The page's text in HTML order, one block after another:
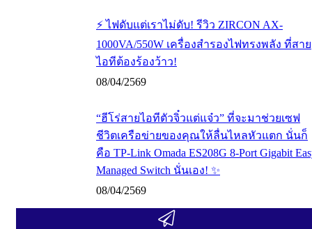
⚡ ไฟดับแต่เราไม่ดับ! รีวิว ZIRCON AX-
1000VA/550W เครื่องสำรองไฟทรงพลัง ที่สาย
ไอทีต้องร้องว้าว!
08/04/2569
“ฮีโร่สายไอทีตัวจิ๋วแต่แจ๋ว” ที่จะมาช่วยเซฟ
ชีวิตเครือข่ายของคุณให้ลื่นไหลหัวแตก นั่นก็
คือ TP-Link Omada ES208G 8-Port Gigabit
Managed Switch นั่นเอง! ✨
08/04/2569